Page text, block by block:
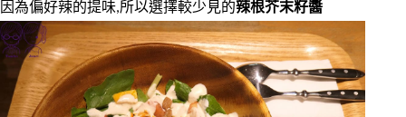
因為偏好辣的提味,所以選擇較少見的辣根芥末籽醬